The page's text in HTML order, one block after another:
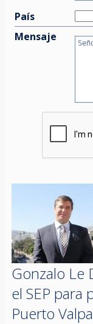
País
Mensaje
Gonzalo Le
el SEP
Puerto